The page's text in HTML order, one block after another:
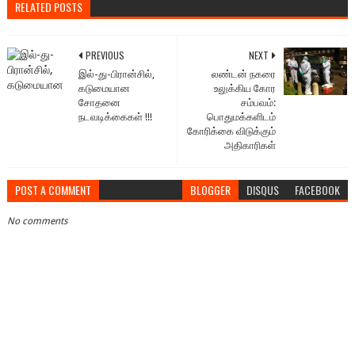
RELATED POSTS
NEXT
லண்டன் நகரை
உலுக்கிய கோர
சம்பவம்:
பொதுமக்களிடம்
கோரிக்கை விடுக்கும்
அதிகாரிகள்
PREVIOUS
இல்-து-பிரான்சில்,
கடுமையான
சோதனை
நடவடிக்கைகள் !!!
POST A COMMENT BLOGGER DISQUS FACEBOOK
No comments